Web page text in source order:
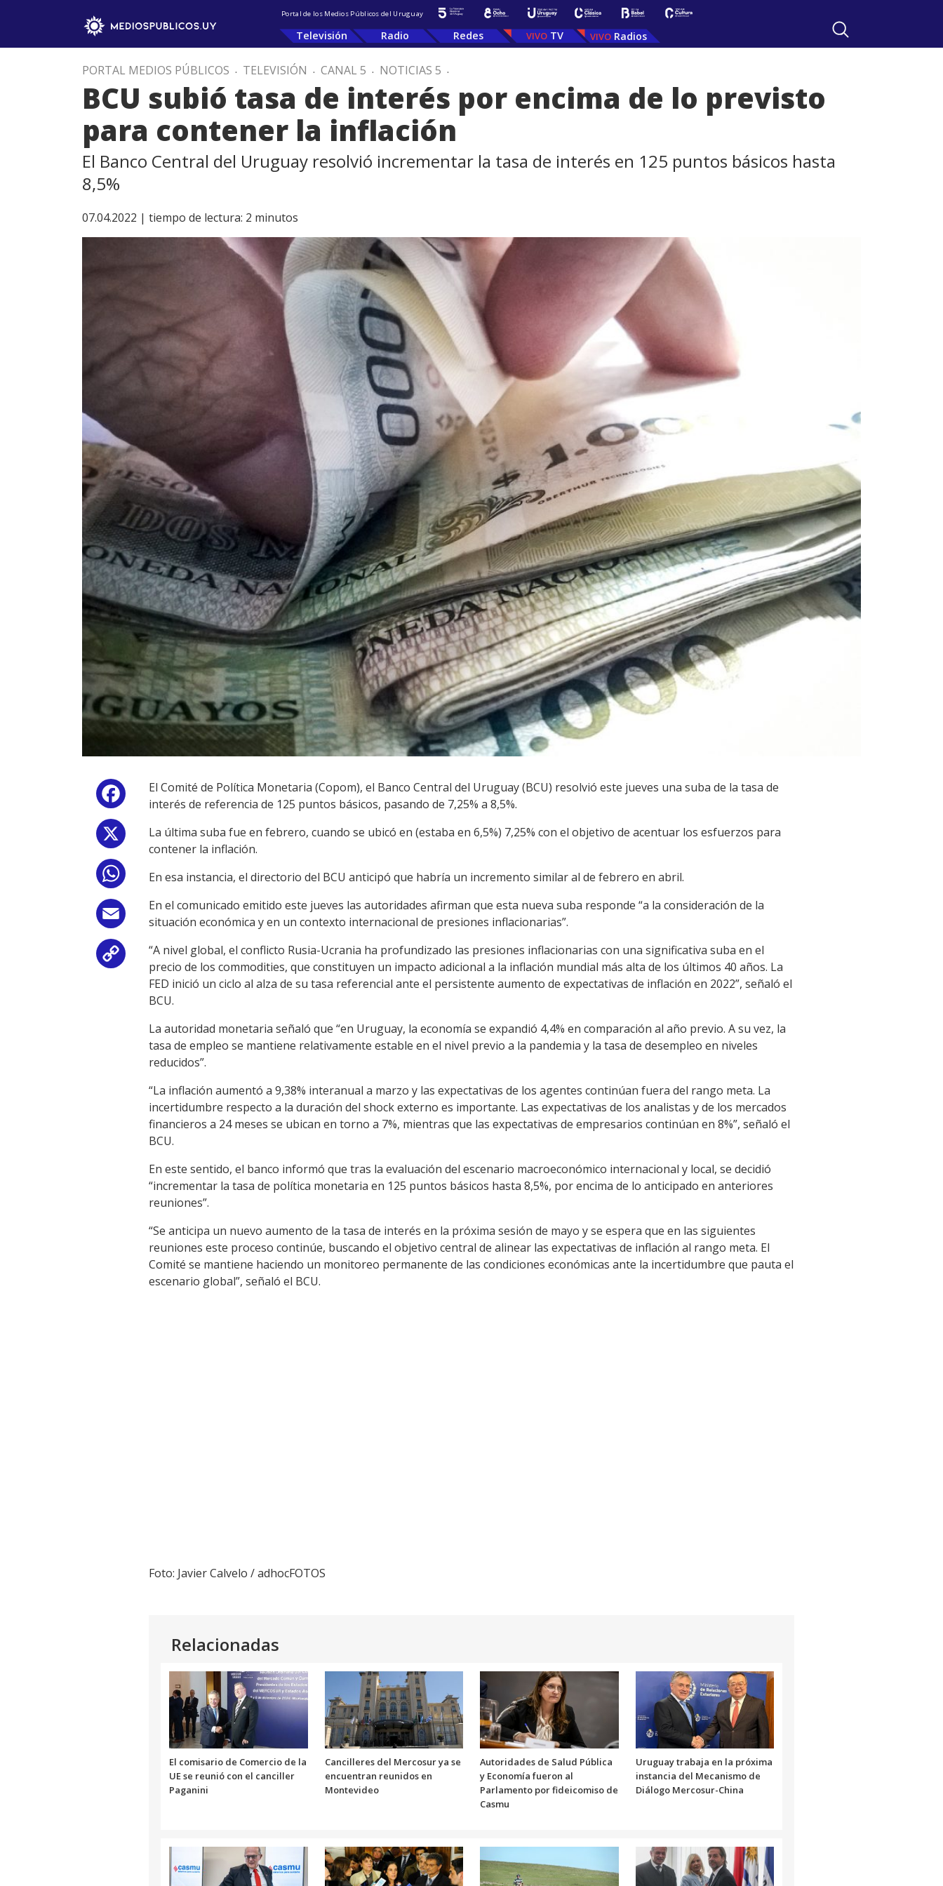
Portal de los Medios Públicos del Uruguay
Televisión Radio Redes TV Radios
PORTAL MEDIOS PÚBLICOS . TELEVISIÓN . CANAL 5 . NOTICIAS 5 .
BCU subió tasa de interés por encima de lo previsto
para contener la inflación
El Banco Central del Uruguay resolvió incrementar la tasa de interés en 125 puntos básicos hasta
8,5%
07.04.2022 | tiempo de lectura: 2 minutos
Facebook
WhatsApp
Email
Copy
Link
El Comité de Política Monetaria (Copom), el Banco Central del Uruguay (BCU) resolvió este jueves una suba de la tasa de
interés de referencia de 125 puntos básicos, pasando de 7,25% a 8,5%.
La última suba fue en febrero, cuando se ubicó en (estaba en 6,5%) 7,25% con el objetivo de acentuar los esfuerzos para
contener la inflación.
En esa instancia, el directorio del BCU anticipó que habría un incremento similar al de febrero en abril.
En el comunicado emitido este jueves las autoridades afirman que esta nueva suba responde “a la consideración de la
situación económica y en un contexto internacional de presiones inflacionarias”.
“A nivel global, el conflicto Rusia-Ucrania ha profundizado las presiones inflacionarias con una significativa suba en el
precio de los commodities, que constituyen un impacto adicional a la inflación mundial más alta de los últimos 40 años. La
FED inició un ciclo al alza de su tasa referencial ante el persistente aumento de expectativas de inflación en 2022”, señaló el
BCU.
La autoridad monetaria señaló que “en Uruguay, la economía se expandió 4,4% en comparación al año previo. A su vez, la
tasa de empleo se mantiene relativamente estable en el nivel previo a la pandemia y la tasa de desempleo en niveles
reducidos”.
“La inflación aumentó a 9,38% interanual a marzo y las expectativas de los agentes continúan fuera del rango meta. La
incertidumbre respecto a la duración del shock externo es importante. Las expectativas de los analistas y de los mercados
financieros a 24 meses se ubican en torno a 7%, mientras que las expectativas de empresarios continúan en 8%”, señaló el
BCU.
En este sentido, el banco informó que tras la evaluación del escenario macroeconómico internacional y local, se decidió
“incrementar la tasa de política monetaria en 125 puntos básicos hasta 8,5%, por encima de lo anticipado en anteriores
reuniones”.
“Se anticipa un nuevo aumento de la tasa de interés en la próxima sesión de mayo y se espera que en las siguientes
reuniones este proceso continúe, buscando el objetivo central de alinear las expectativas de inflación al rango meta. El
Comité se mantiene haciendo un monitoreo permanente de las condiciones económicas ante la incertidumbre que pauta el
escenario global”, señaló el BCU.
Foto: Javier Calvelo / adhocFOTOS
Relacionadas
El comisario de Comercio de la
UE se reunió con el canciller
Paganini
Cancilleres del Mercosur ya se
encuentran reunidos en
Montevideo
Autoridades de Salud Pública
y Economía fueron al
Parlamento por fideicomiso de
Casmu
Uruguay trabaja en la próxima
instancia del Mecanismo de
Diálogo Mercosur-China